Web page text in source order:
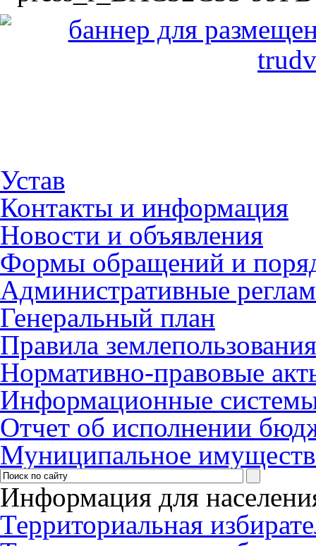
Устав
Контакты и информация
Новости и объявления
Формы обращений и
Административные
Генеральный план
Правила
Нормативно-правовые
Информационные
Отчет об исполнении
Муниципальное
Информация для
Территориальная